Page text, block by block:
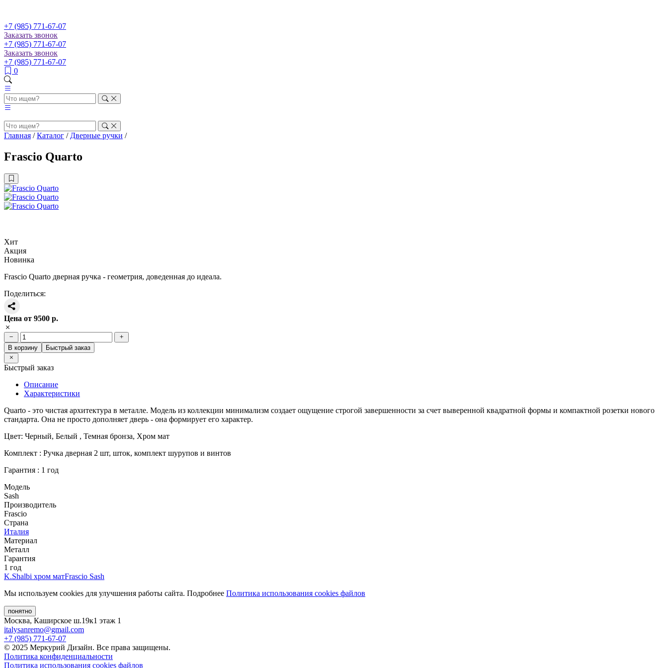
+7 (985) 771-67-07
Заказать звонок
+7 (985) 771-67-07
Заказать звонок
+7 (985) 771-67-07
0
Главная / Каталог / Дверные ручки /
Frascio Quarto
Хит
Акция
Новинка
Frascio Quarto дверная ручка - геометрия, доведенная до идеала.
Поделиться:
Цена от 9500 р.
В корзину Быстрый заказ
Быстрый заказ
Описание
Характеристики
Quarto - это чистая архитектура в металле. Модель из коллекции минимализм создает ощущение строгой завершенности за счет выверенной квадратной формы и компактной розетки нового
стандарта. Она не просто дополняет дверь - она формирует его характер.
Цвет: Черный, Белый , Темная бронза, Хром мат
Комплект : Ручка дверная 2 шт, шток, комплект шурупов и винтов
Гарантия : 1 год
Модель
Sash
Производитель
Frascio
Страна
Италия
Материал
Металл
Гарантия
1 год
K.Shalbi хром матFrascio Sash
Мы используем cookies для улучшения работы сайта. Подробнее Политика использования cookies файлов
понятно
Москва, Каширское ш.19к1 этаж 1
italysanremo@gmail.com
+7 (985) 771-67-07
© 2025 Меркурий Дизайн. Все права защищены.
Политика конфиденциальности
Политика использования cookies файлов